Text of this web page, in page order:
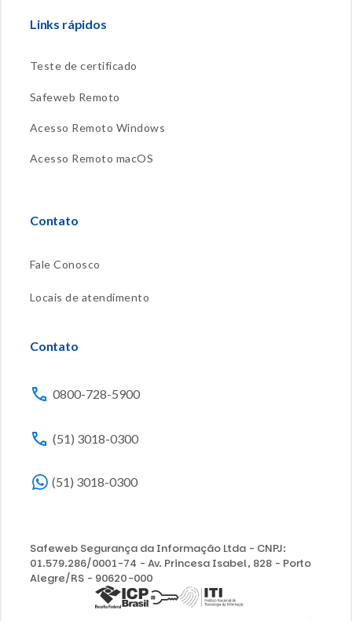
Links rápidos
Teste de certificado
Safeweb Remoto
Acesso Remoto Windows
Acesso Remoto macOS
Contato
Fale Conosco
Locais de atendimento
Contato
0800-728-5900
(51) 3018-0300
(51) 3018-0300
Safeweb Segurança da Informação Ltda - CNPJ:
01.579.286/0001-74 - Av. Princesa Isabel, 828 - Porto
Alegre/RS - 90620-000